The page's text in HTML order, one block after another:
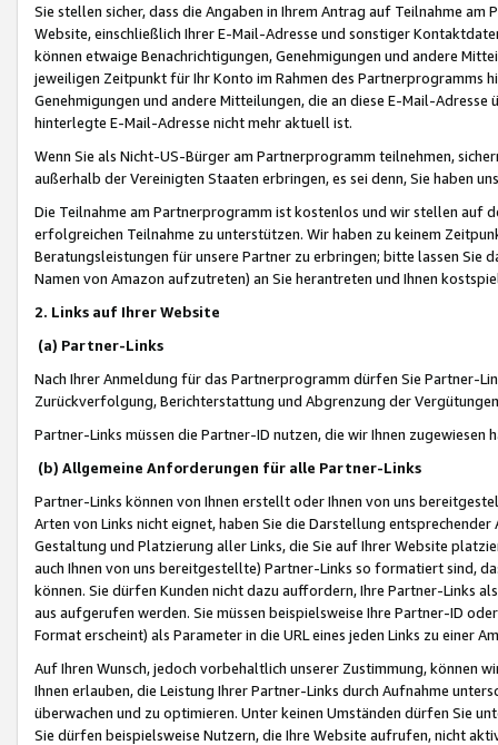
Sie stellen sicher, dass die Angaben in Ihrem Antrag auf Teilnahme
Website, einschließlich Ihrer E-Mail-Adresse und sonstiger
können etwaige Benachrichtigungen, Genehmigungen und andere
jeweiligen Zeitpunkt für Ihr Konto im Rahmen des Partnerprogramms
Genehmigungen und andere Mitteilungen, die an diese E-Mail-
hinterlegte E-Mail-Adresse nicht mehr aktuell ist.
Wenn Sie als Nicht-US-Bürger am Partnerprogramm teilnehmen,
außerhalb der Vereinigten Staaten erbringen, es sei denn, Sie haben
Die Teilnahme am Partnerprogramm ist kostenlos und wir stellen auf
erfolgreichen Teilnahme zu unterstützen. Wir haben zu keinem
Beratungsleistungen für unsere Partner zu erbringen; bitte lassen Sie
Namen von Amazon aufzutreten) an Sie herantreten und Ihnen
2. Links auf Ihrer Website
(a) Partner-Links
Nach Ihrer Anmeldung für das Partnerprogramm dürfen Sie Partner-
Zurückverfolgung, Berichterstattung und Abgrenzung der
Partner-Links müssen die Partner-ID nutzen, die wir Ihnen zugewiesen
(b) Allgemeine Anforderungen für alle Partner-Links
Partner-Links können von Ihnen erstellt oder Ihnen von uns
Arten von Links nicht eignet, haben Sie die Darstellung
Gestaltung und Platzierung aller Links, die Sie auf Ihrer Website
auch Ihnen von uns bereitgestellte) Partner-Links so formatiert sind,
können. Sie dürfen Kunden nicht dazu auffordern, Ihre Partner-Links
aus aufgerufen werden. Sie müssen beispielsweise Ihre Partner-ID
Format erscheint) als Parameter in die URL eines jeden Links zu einer
Auf Ihren Wunsch, jedoch vorbehaltlich unserer Zustimmung, können
Ihnen erlauben, die Leistung Ihrer Partner-Links durch Aufnahme
überwachen und zu optimieren. Unter keinen Umständen dürfen Sie
Sie dürfen beispielsweise Nutzern, die Ihre Website aufrufen, nicht